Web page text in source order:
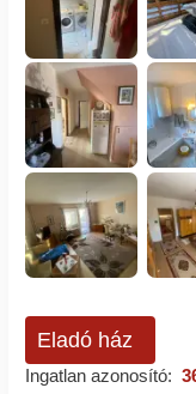
Eladó ház
Ingatlan azonosító: